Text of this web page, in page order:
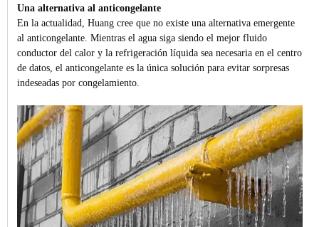
Una alternativa al anticongelante
En la actualidad, Huang cree que no existe una alternativa emergente
al anticongelante. Mientras el agua siga siendo el mejor fluido
conductor del calor y la refrigeración líquida sea necesaria en el centro
de datos, el anticongelante es la única solución para evitar sorpresas
indeseadas por congelamiento.